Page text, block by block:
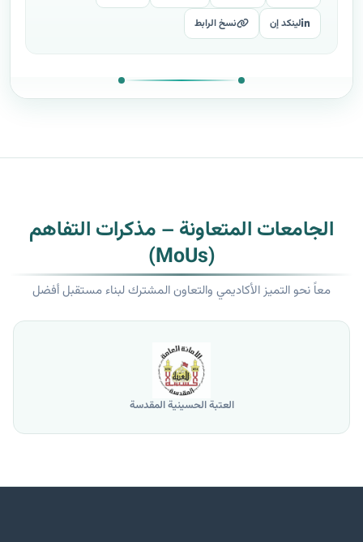
لينكد إن نسخ الرابط
الجامعات المتعاونة – مذكرات التفاهم
(MoUs)
معاً نحو التميز الأكاديمي والتعاون المشترك لبناء مستقبل أفضل
العتبة الحسينية المقدسة